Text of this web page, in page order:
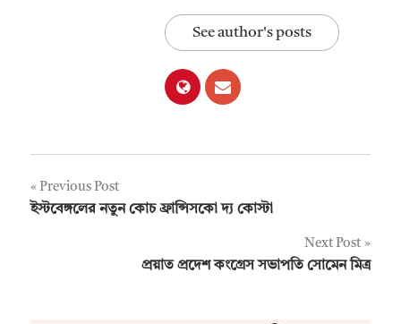
See author's posts
Post
Previous Post
ইস্টবেঙ্গলের নতুন কোচ ফ্রান্সিসকো দ্য কোস্টা
Next Post
প্রয়াত প্রদেশ কংগ্রেস সভাপতি সোমেন মিত্র